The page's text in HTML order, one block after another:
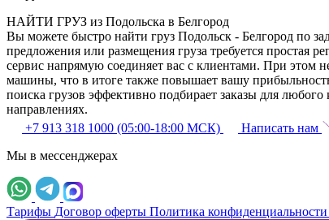
НАЙТИ ГРУЗ из Подольска в Белгород
Вы можете быстро найти груз Подольск - Белгород по
предложения или размещения груза требуется простая
сервис напрямую соединяет вас с клиентами. При этом
машины, что в итоге также повышает вашу
поиска грузов эффективно подбирает заказы для
направлениях.
+7 913 318 1000 (05:00-18:00 МСК)
Написать нам
Мы в мессенджерах
Тарифы Договор оферты Политика конфиденциальности